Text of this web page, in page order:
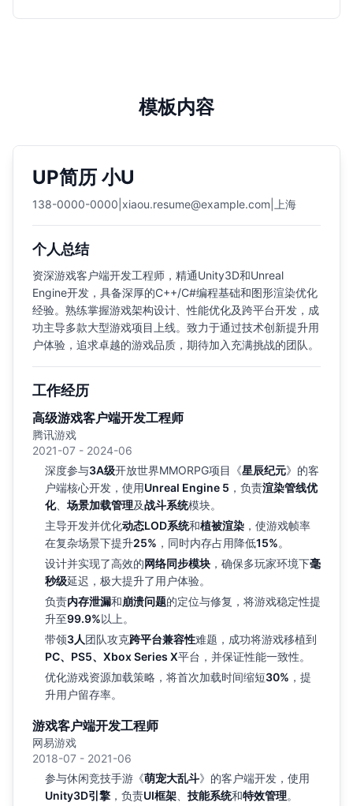
模板内容
UP简历 小U
138-0000-0000 xiaou.resume@example.com 上海
个人总结
资深游戏客户端开发工程师，精通Unity3D和Unreal
Engine开发，具备深厚的C++/C#编程基础和图形渲染优化
经验。熟练掌握游戏架构设计、性能优化及跨平台开发，成
功主导多款大型游戏项目上线。致力于通过技术创新提升用
户体验，追求卓越的游戏品质，期待加入充满挑战的团队。
工作经历
高级游戏客户端开发工程师
腾讯游戏
2021-07 - 2024-06
深度参与3A级开放世界MMORPG项目《星辰纪元》的客
户端核心开发，使用Unreal Engine 5 ，负责渲染管线优
化、场景加载管理及战斗系统模块。
主导开发并优化动态LOD系统和植被渲染 ，使游戏帧率
在复杂场景下提升25% ，同时内存占用降低15%。
设计并实现了高效的网络同步模块 ，确保多玩家环境下毫
秒级延迟，极大提升了用户体验。
负责内存泄漏和崩溃问题的定位与修复，将游戏稳定性提
升至99.9%以上。
带领3人团队攻克跨平台兼容性难题，成功将游戏移植到
PC、PS5、Xbox Series X平台，并保证性能一致性。
优化游戏资源加载策略，将首次加载时间缩短30% ，提
升用户留存率。
游戏客户端开发工程师
网易游戏
2018-07 - 2021-06
参与休闲竞技手游《萌宠大乱斗》的客户端开发，使用
Unity3D引擎 ，负责UI框架 技能系统和特效管理。